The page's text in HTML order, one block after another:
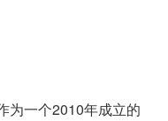
为一个2010年成立的